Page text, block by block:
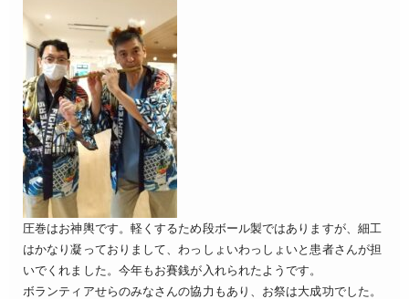
圧巻はお神輿です。軽くするため段ボール製ではありますが、細工
はかなり凝っておりまして、わっしょいわっしょいと患者さんが担
いでくれました。今年もお賽銭が入れられたようです。
ボランティアせらのみなさんの協力もあり、お祭は大成功でした。